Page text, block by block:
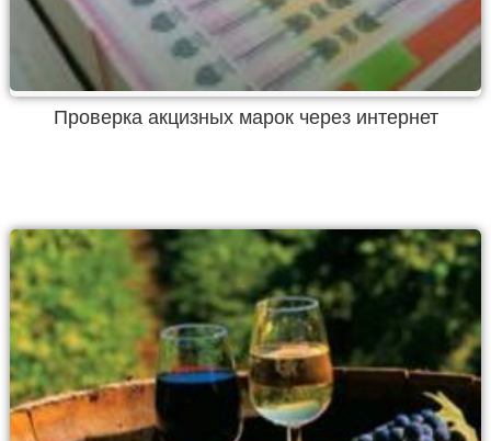
Проверка акцизных марок через интернет